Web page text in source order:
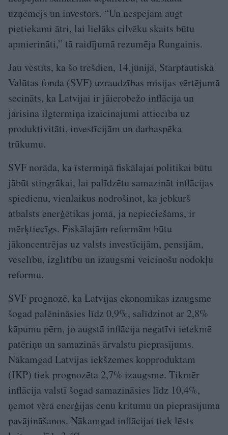
uzņēmējs un investors. “Un nespējam augt
pietiekami ātri, lai lielāks cilvēku skaits būtu
apmierināti,” tā raidījumā rezumēja Rungainis.
Jau vēstīts, ka šo trešdien, 14.jūnijā, Starptautiskā
Valūtas fonda (SVF) uzraudzības misijas vērtējumā
secināts, ka Latvijai ir jāierobežo inflācija un
jārisina ilgtermiņa izaicinājumi attiecībā uz
produktivitāti, investīcijām un darbaspēka
trūkumu.
SVF norāda, ka īstermiņā fiskālajai politikai būtu
jābūt stingrākai, lai palīdzētu samazināt inflācijas
spiedienu, vienlaikus nodrošinot, ka jebkurš
atbalsts enerģētikas jomā, ja nepieciešams, ir
mērķtiecīgs. Fiskālajām reformām būtu
jākoncentrējas uz valsts investīcijām, pensijām,
veselību, izglītību un izaugsmi veicinošu nodokļu
reformu.
SVF prognozē, ka Latvijas ekonomikas izaugsme
šogad palēnināsies līdz 0,9%, salīdzinot ar 2,8%
kāpumu pērn, jo augstā inflācija negatīvi ietekmē
patēriņu un samazinās ārvalstu pieprasījums.
Nākamgad Latvijas iekšzemes kopproduktam
(IKP) tiek prognozēta 2,7% izaugsme. Tikmēr
inflācija valstī šogad samazināsies līdz 10,4%,
ņemot vērā enerģijas cenu kritumu un pieprasījuma
pavājināšanos. Nākamgad inflācijai tiek lēsts